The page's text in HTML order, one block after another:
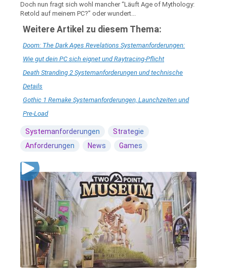
Doch nun fragt sich wohl mancher “Läuft Age of Mythology:
Retold auf meinem PC?” oder wundert...
Weitere Artikel zu diesem Thema:
Doom: The Dark Ages Revelations Systemanforderungen:
Wie gut dein PC sich eignet und Raytracing-Pflicht
Death Stranding 2 Systemanforderungen und technische
Details
Gothic 1 Remake Systemanforderungen, Launchzeiten und
Pre-Load
Systemanforderungen
Strategie
Anforderungen
News Games